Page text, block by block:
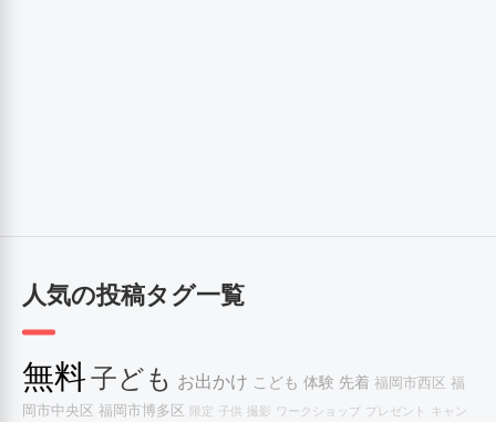
人気の投稿タグ一覧
無料子ども お出かけ こども 体験 先着 福岡市西区 福
岡市中央区 福岡市博多区 限定 子供 撮影 ワークショップ プレゼント キャン